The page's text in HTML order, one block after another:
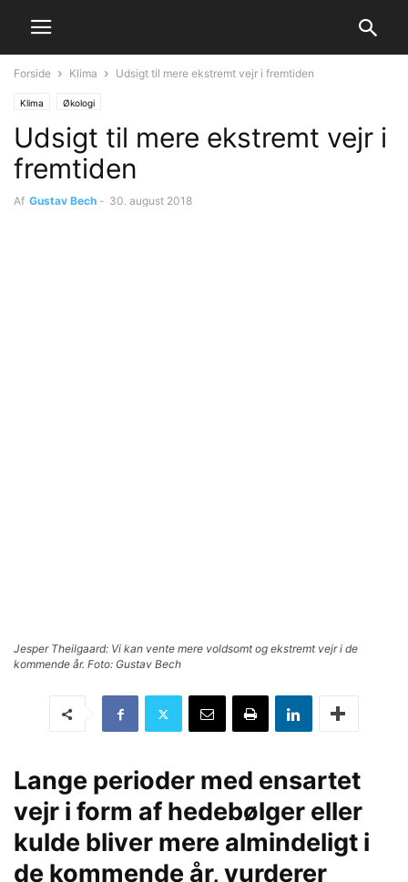
Forside Klima Udsigt til mere ekstremt vejr i fremtiden
Klima Økologi
Udsigt til mere ekstremt vejr i
fremtiden
Af Gustav Bech - 30. august 2018
Jesper Theilgaard: Vi kan vente mere voldsomt og ekstremt vejr i de
kommende år. Foto: Gustav Bech
Lange perioder med ensartet
vejr i form af hedebølger eller
kulde bliver mere almindeligt i
de kommende år, vurderer